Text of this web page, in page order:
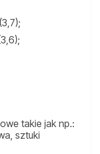
takie jak np.:
sztuki